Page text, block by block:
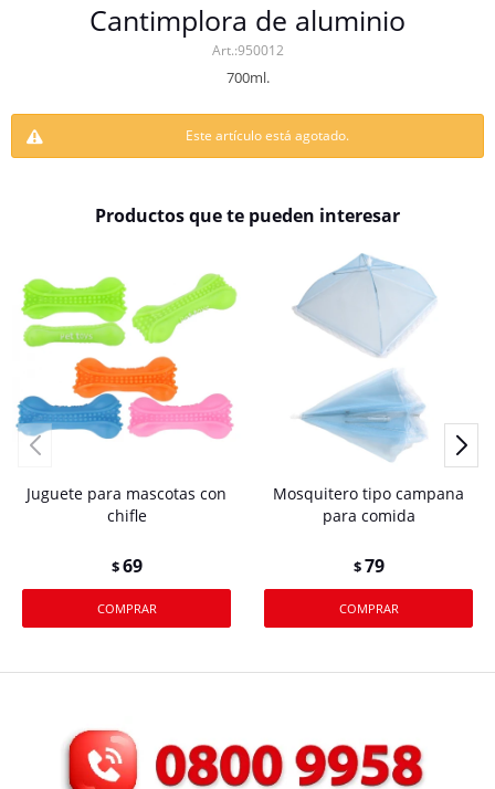
Cantimplora de aluminio
950012
700ml.
Este artículo está agotado.
Productos que te pueden interesar
Juguete para mascotas con
chifle
$69
Mosquitero tipo campana
para comida
$79